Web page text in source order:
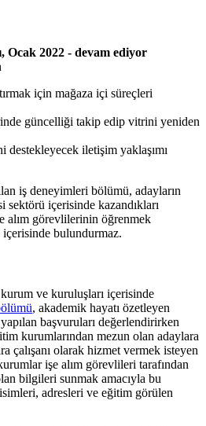
Ocak 2022 - devam ediyor
için mağaza içi süreçleri
güncelliği takip edip vitrini yeniden
iletişim yaklaşımı
iş deneyimleri bölümü, adayların
içerisinde kazandıkları
alım görevlilerinin öğrenmek
bulundurmaz.
ve kuruluşları içerisinde
, akademik hayatı özetleyen
başvuruları değerlendirirken
kurumlarından mezun olan adaylara
çalışanı olarak hizmet vermek isteyen
işe alım görevlileri tarafından
bilgileri sunmak amacıyla bu
adresleri ve eğitim görülen